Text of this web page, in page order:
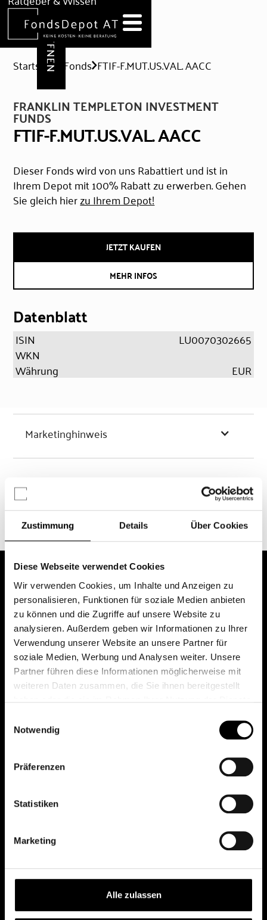
Zustimmung Details Über Cookies
Diese Webseite verwendet Cookies
Wir verwenden Cookies, um Inhalte und Anzeigen zu
personalisieren, Funktionen für soziale Medien anbieten
zu können und die Zugriffe auf unsere Website zu
analysieren. Außerdem geben wir Informationen zu Ihrer
Verwendung unserer Website an unsere Partner für
soziale Medien, Werbung und Analysen weiter. Unsere
Partner führen diese Informationen möglicherweise mit
weiteren Daten zusammen, die Sie ihnen bereitgestellt
Notwendig
Präferenzen
Statistiken
Marketing
Alle zulassen
Hilfe & Formulare
DEPOT ERÖFFNEN
Startseite Fonds FTIF-F.MUT.US.VAL. AACC
FRANKLIN TEMPLETON INVESTMENT
FUNDS
FTIF-F.MUT.US.VAL. AACC
Dieser Fonds wird von uns Rabattiert und ist in
Ihrem Depot mit 100% Rabatt zu erwerben. Gehen
Sie gleich hierzu Ihrem Depot!
JETZT KAUFEN
MEHR INFOS
Datenblatt
ISIN
LU0070302665
WKN
Währung
EUR
Marketinghinweis
Chancen & Risiken
Das erste Depot in Österreich mit 0€ Kontoführung,
0€ Ausgabeaufschlag und 0€ Depotgebühren bei
© 2026 FondsDepot AT
DEPOT
Depot übertragen
Depot-Login